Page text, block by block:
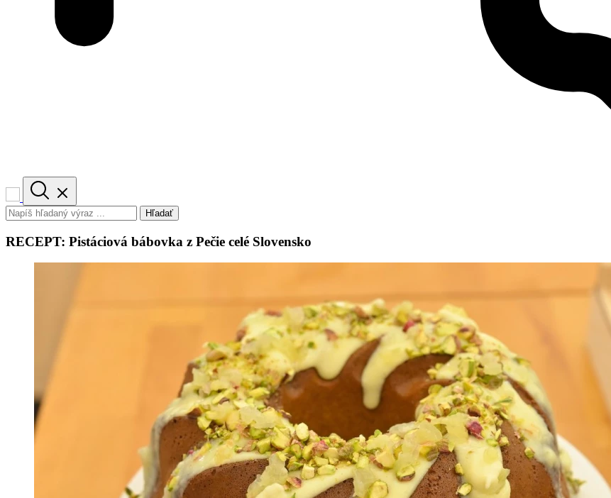
Hľadať
RECEPT: Pistáciová bábovka z Pečie celé Slovensko